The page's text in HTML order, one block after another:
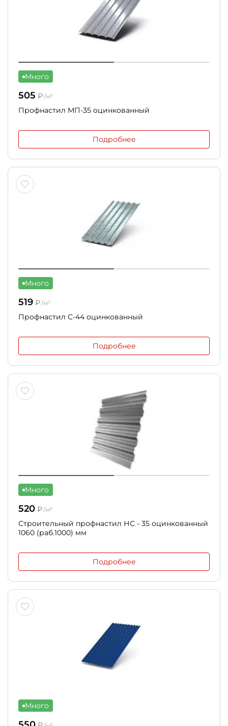
Много
505 ₽/м²
Профнастил МП-35 оцинкованный
Подробнее
Много
519 ₽/м²
Профнастил С-44 оцинкованный
Подробнее
Много
520 ₽/м²
Строительный профнастил НС - 35 оцинкованный
1060 (раб.1000) мм
Подробнее
Много